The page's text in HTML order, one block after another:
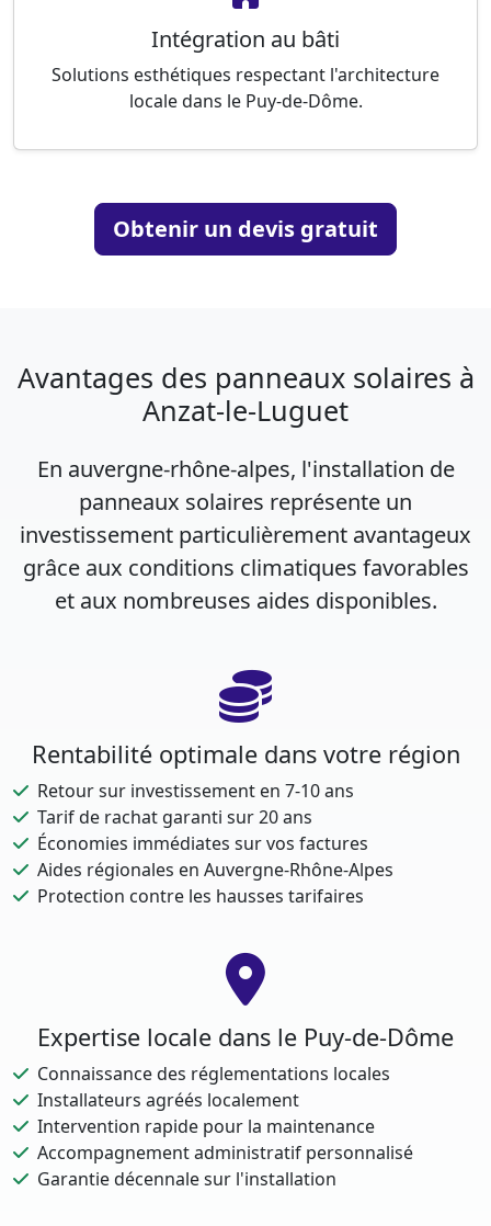
Intégration au bâti
Solutions esthétiques respectant l'architecture
locale dans le Puy-de-Dôme.
Obtenir un devis gratuit
Avantages des panneaux solaires à
Anzat-le-Luguet
En auvergne-rhône-alpes, l'installation de
panneaux solaires représente un
investissement particulièrement avantageux
grâce aux conditions climatiques favorables
et aux nombreuses aides disponibles.
Rentabilité optimale dans votre région
Retour sur investissement en 7-10 ans
Tarif de rachat garanti sur 20 ans
Économies immédiates sur vos factures
Aides régionales en Auvergne-Rhône-Alpes
Protection contre les hausses tarifaires
Expertise locale dans le Puy-de-Dôme
Connaissance des réglementations locales
Installateurs agréés localement
Intervention rapide pour la maintenance
Accompagnement administratif personnalisé
Garantie décennale sur l'installation